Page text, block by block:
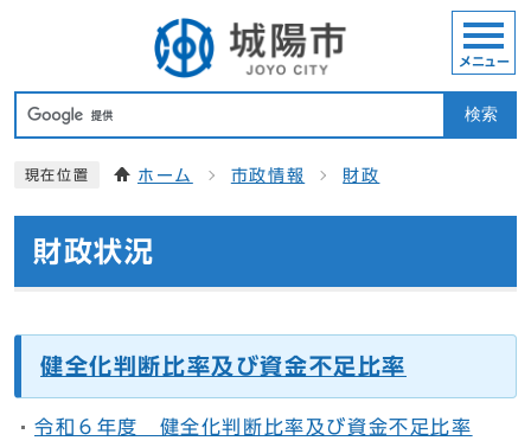
検索
メニュー
現在位置 ホーム 市政情報 財政
財政状況
健全化判断比率及び資金不足比率
令和６年度 健全化判断比率及び資金不足比率